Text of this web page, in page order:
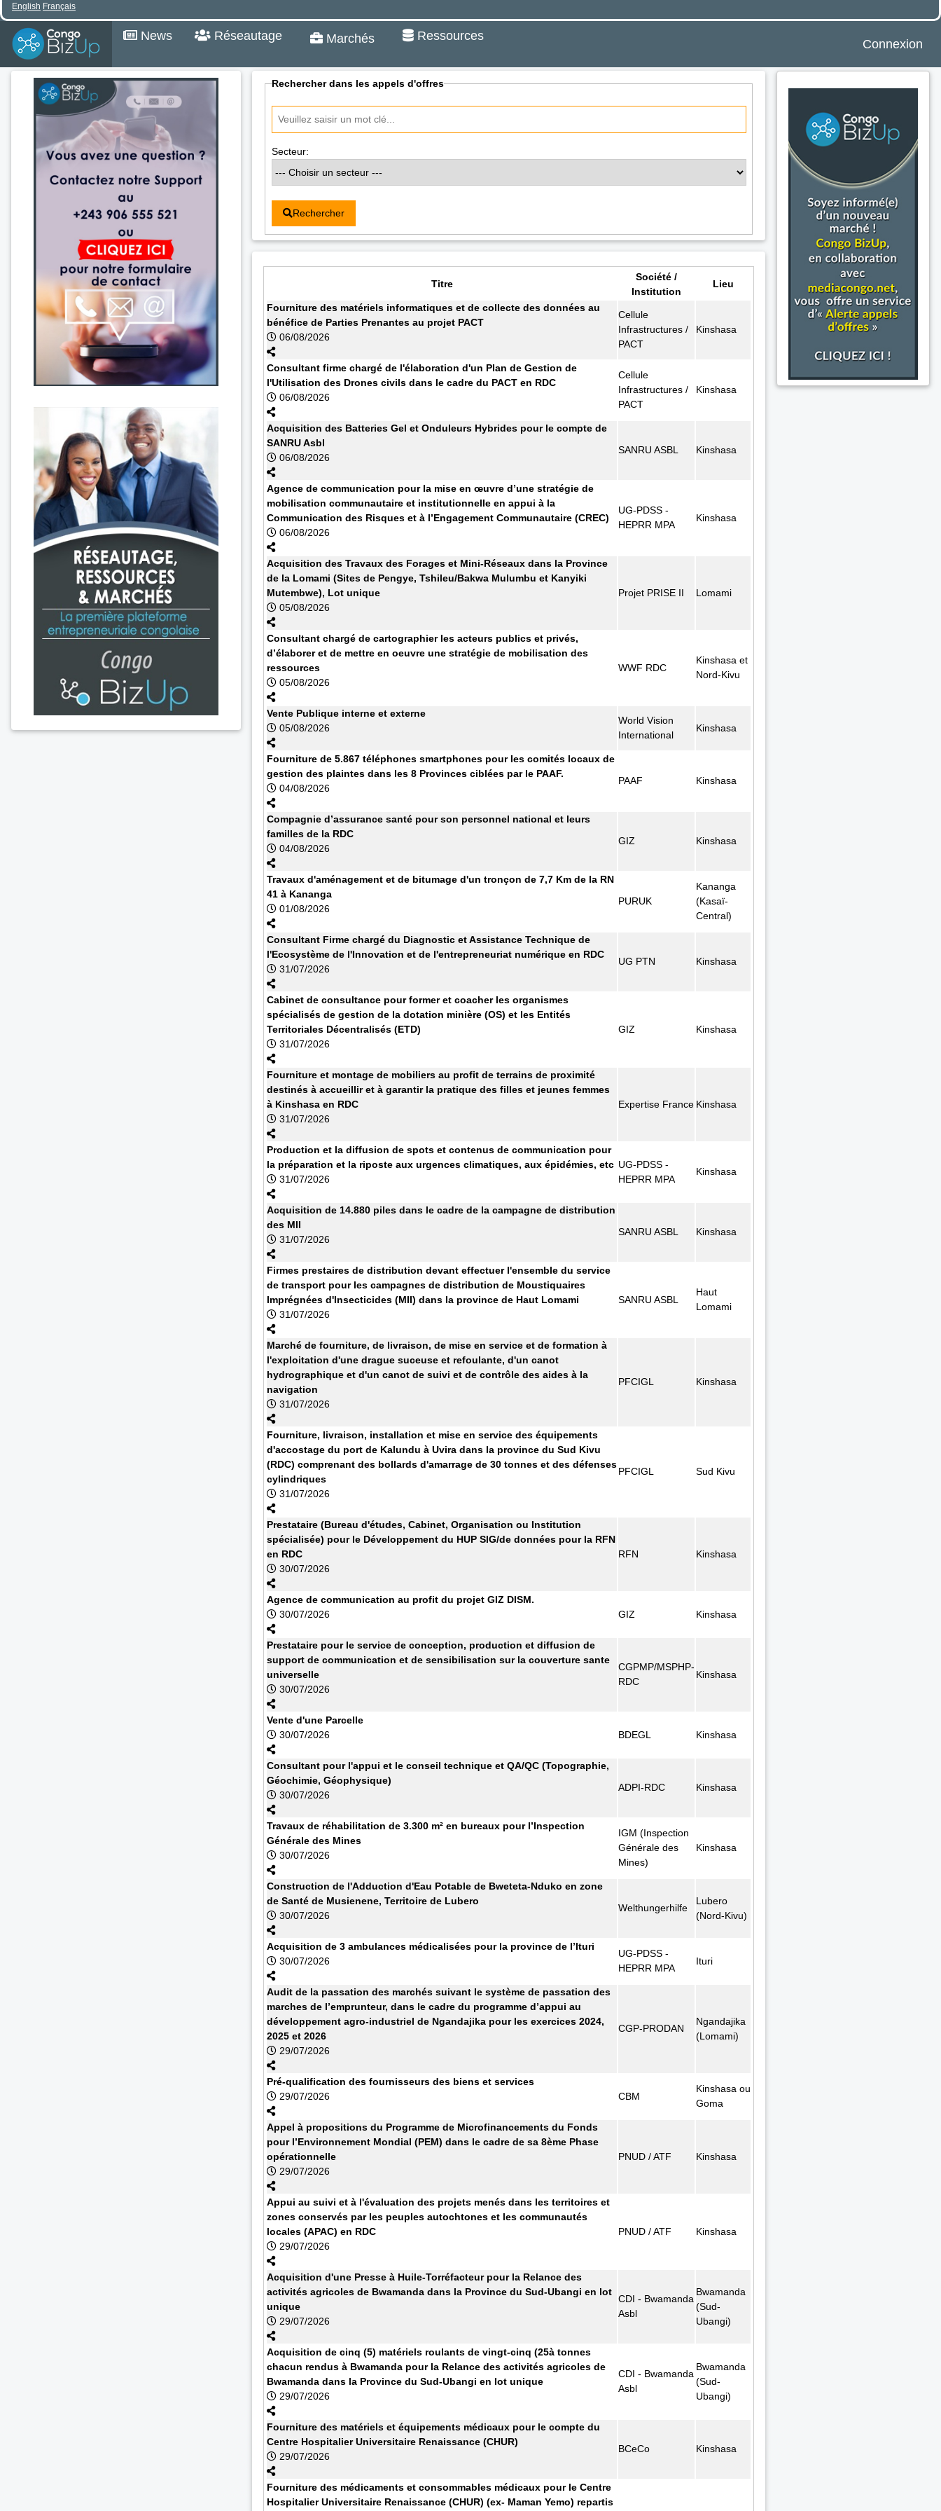
English Français
News Réseautage Marchés Ressources
Connexion
Rechercher dans les appels d'offres
Secteur:
Rechercher
Titre
Société /
Institution
Lieu
Fourniture des matériels informatiques et de collecte des données au
bénéfice de Parties Prenantes au projet PACT
06/08/2026
Cellule
Infrastructures /
PACT
Kinshasa
Consultant firme chargé de l'élaboration d'un Plan de Gestion de
l'Utilisation des Drones civils dans le cadre du PACT en RDC
06/08/2026
Cellule
Infrastructures /
PACT
Kinshasa
Acquisition des Batteries Gel et Onduleurs Hybrides pour le compte de
SANRU Asbl
06/08/2026
SANRU ASBL Kinshasa
Agence de communication pour la mise en œuvre d’une stratégie de
mobilisation communautaire et institutionnelle en appui à la
Communication des Risques et à l’Engagement Communautaire (CREC)
06/08/2026
UG-PDSS -
HEPRR MPA
Kinshasa
Acquisition des Travaux des Forages et Mini-Réseaux dans la Province
de la Lomami (Sites de Pengye, Tshileu/Bakwa Mulumbu et Kanyiki
Mutembwe), Lot unique
05/08/2026
Projet PRISE II Lomami
Consultant chargé de cartographier les acteurs publics et privés,
d’élaborer et de mettre en oeuvre une stratégie de mobilisation des
ressources
05/08/2026
WWF RDC
Kinshasa et
Nord-Kivu
Vente Publique interne et externe
05/08/2026
World Vision
International
Kinshasa
Fourniture de 5.867 téléphones smartphones pour les comités locaux de
gestion des plaintes dans les 8 Provinces ciblées par le PAAF.
04/08/2026
PAAF Kinshasa
Compagnie d’assurance santé pour son personnel national et leurs
familles de la RDC
04/08/2026
GIZ Kinshasa
Travaux d'aménagement et de bitumage d'un tronçon de 7,7 Km de la RN
41 à Kananga
01/08/2026
PURUK
Kananga
(Kasaï-
Central)
Consultant Firme chargé du Diagnostic et Assistance Technique de
l'Ecosystème de l'Innovation et de l'entrepreneuriat numérique en RDC
31/07/2026
UG PTN Kinshasa
Cabinet de consultance pour former et coacher les organismes
spécialisés de gestion de la dotation minière (OS) et les Entités
Territoriales Décentralisés (ETD)
31/07/2026
GIZ Kinshasa
Fourniture et montage de mobiliers au profit de terrains de proximité
destinés à accueillir et à garantir la pratique des filles et jeunes femmes
à Kinshasa en RDC
31/07/2026
Expertise France Kinshasa
Production et la diffusion de spots et contenus de communication pour
la préparation et la riposte aux urgences climatiques, aux épidémies, etc
31/07/2026
UG-PDSS -
HEPRR MPA
Kinshasa
Acquisition de 14.880 piles dans le cadre de la campagne de distribution
des MII
31/07/2026
SANRU ASBL Kinshasa
Firmes prestaires de distribution devant effectuer l'ensemble du service
de transport pour les campagnes de distribution de Moustiquaires
Imprégnées d'Insecticides (MII) dans la province de Haut Lomami
31/07/2026
SANRU ASBL
Haut
Lomami
Marché de fourniture, de livraison, de mise en service et de formation à
l'exploitation d'une drague suceuse et refoulante, d'un canot
hydrographique et d'un canot de suivi et de contrôle des aides à la
navigation
31/07/2026
PFCIGL Kinshasa
Fourniture, livraison, installation et mise en service des équipements
d'accostage du port de Kalundu à Uvira dans la province du Sud Kivu
(RDC) comprenant des bollards d'amarrage de 30 tonnes et des défenses
cylindriques
31/07/2026
PFCIGL Sud Kivu
Prestataire (Bureau d'études, Cabinet, Organisation ou Institution
spécialisée) pour le Développement du HUP SIG/de données pour la RFN
en RDC
30/07/2026
RFN Kinshasa
Agence de communication au profit du projet GIZ DISM.
30/07/2026
GIZ Kinshasa
Prestataire pour le service de conception, production et diffusion de
support de communication et de sensibilisation sur la couverture sante
universelle
30/07/2026
CGPMP/MSPHP-
RDC
Kinshasa
Vente d'une Parcelle
30/07/2026
BDEGL Kinshasa
Consultant pour l'appui et le conseil technique et QA/QC (Topographie,
Géochimie, Géophysique)
30/07/2026
ADPI-RDC Kinshasa
Travaux de réhabilitation de 3.300 m² en bureaux pour l’Inspection
Générale des Mines
30/07/2026
IGM (Inspection
Générale des
Mines)
Kinshasa
Construction de l'Adduction d'Eau Potable de Bweteta-Nduko en zone
de Santé de Musienene, Territoire de Lubero
30/07/2026
Welthungerhilfe
Lubero
(Nord-Kivu)
Acquisition de 3 ambulances médicalisées pour la province de l’Ituri
30/07/2026
UG-PDSS -
HEPRR MPA
Ituri
Audit de la passation des marchés suivant le système de passation des
marches de l’emprunteur, dans le cadre du programme d’appui au
développement agro-industriel de Ngandajika pour les exercices 2024,
2025 et 2026
29/07/2026
CGP-PRODAN
Ngandajika
(Lomami)
Pré-qualification des fournisseurs des biens et services
29/07/2026
CBM
Kinshasa ou
Goma
Appel à propositions du Programme de Microfinancements du Fonds
pour l’Environnement Mondial (PEM) dans le cadre de sa 8ème Phase
opérationnelle
29/07/2026
PNUD / ATF Kinshasa
Appui au suivi et à l'évaluation des projets menés dans les territoires et
zones conservés par les peuples autochtones et les communautés
locales (APAC) en RDC
29/07/2026
PNUD / ATF Kinshasa
Acquisition d'une Presse à Huile-Torréfacteur pour la Relance des
activités agricoles de Bwamanda dans la Province du Sud-Ubangi en lot
unique
29/07/2026
CDI - Bwamanda
Asbl
Bwamanda
(Sud-
Ubangi)
Acquisition de cinq (5) matériels roulants de vingt-cinq (25à tonnes
chacun rendus à Bwamanda pour la Relance des activités agricoles de
Bwamanda dans la Province du Sud-Ubangi en lot unique
29/07/2026
CDI - Bwamanda
Asbl
Bwamanda
(Sud-
Ubangi)
Fourniture des matériels et équipements médicaux pour le compte du
Centre Hospitalier Universitaire Renaissance (CHUR)
29/07/2026
BCeCo Kinshasa
Fourniture des médicaments et consommables médicaux pour le Centre
Hospitalier Universitaire Renaissance (CHUR) (ex- Maman Yemo) repartis